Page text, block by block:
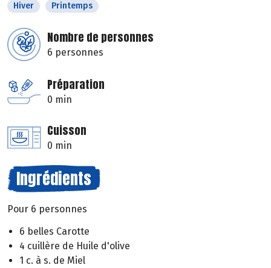
Hiver
Printemps
Nombre de personnes
6 personnes
Préparation
0 min
Cuisson
0 min
Ingrédients
Pour 6 personnes
6 belles Carotte
4 cuillère de Huile d'olive
1 c. à s. de Miel